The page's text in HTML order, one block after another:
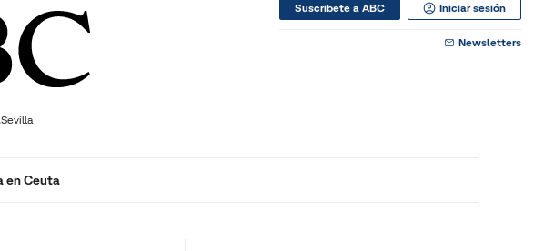
Sevilla
Suscribete a ABC Iniciar sesión
Newsletters
GENTEPLAY
en Ceuta